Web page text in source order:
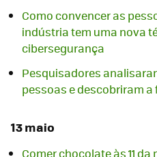
Como convencer as
indústria tem uma nova
cibersegurança
Pesquisadores
pessoas e descobriram
13 maio
Comer chocolate às 11